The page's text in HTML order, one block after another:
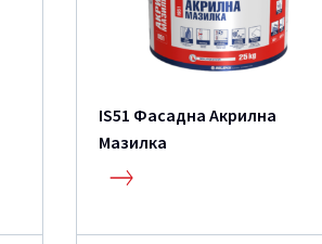
IS51 Фасадна Акрилна
Мазилка